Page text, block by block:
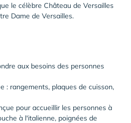
le célèbre Château de Versailles
Dame de Versailles.
aux besoins des personnes
: rangements, plaques de cuisson,
pour accueillir les personnes à
à l'italienne, poignées de